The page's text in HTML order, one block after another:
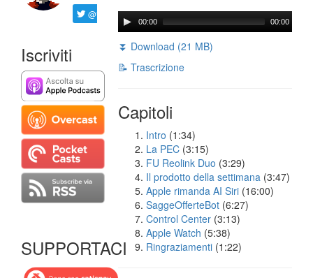
@ftrava
Iscriviti
SUPPORTACI
00:00 00:00
⏬ Download (21 MB)
📝 Trascrizione
Capitoli
Intro (1:34)
La PEC (3:15)
FU Reolink Duo (3:29)
Il prodotto della settimana (3:47)
Apple rimanda AI Siri (16:00)
SaggeOfferteBot (6:27)
Control Center (3:13)
Apple Watch (5:38)
Ringraziamenti (1:22)